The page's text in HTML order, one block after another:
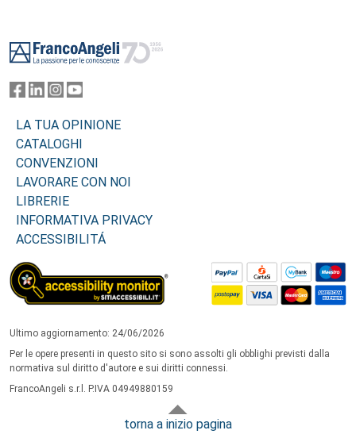
LA TUA OPINIONE
CATALOGHI
CONVENZIONI
LAVORARE CON NOI
LIBRERIE
INFORMATIVA PRIVACY
ACCESSIBILITÁ
Ultimo aggiornamento: 24/06/2026
Per le opere presenti in questo sito si sono assolti gli obblighi previsti dalla
normativa sul diritto d'autore e sui diritti connessi.
FrancoAngeli s.r.l. P.IVA 04949880159
torna a inizio pagina